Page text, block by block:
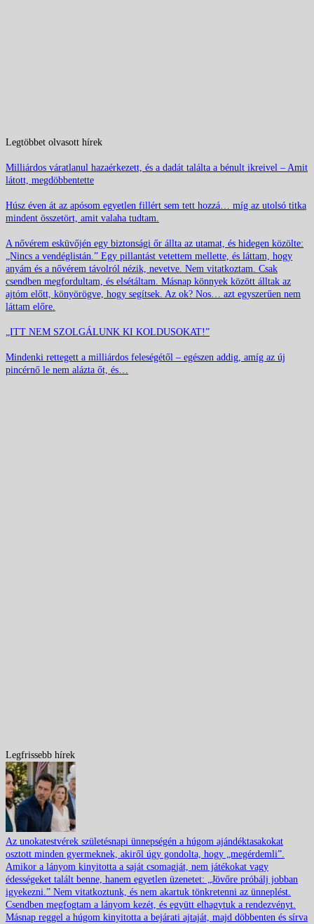
Legtöbbet olvasott hírek
Milliárdos váratlanul hazaérkezett, és a dadát találta a bénult ikreivel – Amit
látott, megdöbbentette
Húsz éven át az apósom egyetlen fillért sem tett hozzá… míg az utolsó titka
mindent összetört, amit valaha tudtam.
A nővérem esküvőjén egy biztonsági őr állta az utamat, és hidegen közölte:
„Nincs a vendéglistán.” Egy pillantást vetettem mellette, és láttam, hogy
anyám és a nővérem távolról nézik, nevetve. Nem vitatkoztam. Csak
csendben megfordultam, és elsétáltam. Másnap könnyek között álltak az
ajtóm előtt, könyörögve, hogy segítsek. Az ok? Nos… azt egyszerűen nem
láttam előre.
„ITT NEM SZOLGÁLUNK KI KOLDUSOKAT!”
Mindenki rettegett a milliárdos feleségétől – egészen addig, amíg az új
pincérnő le nem alázta őt, és…
Legfrissebb hírek
Az unokatestvérek születésnapi ünnepségén a húgom ajándéktasakokat
osztott minden gyermeknek, akiről úgy gondolta, hogy „megérdemli”.
Amikor a lányom kinyitotta a saját csomagját, nem játékokat vagy
édességeket talált benne, hanem egyetlen üzenetet: „Jövőre próbálj jobban
igyekezni.” Nem vitatkoztunk, és nem akartuk tönkretenni az ünneplést.
Csendben megfogtam a lányom kezét, és együtt elhagytuk a rendezvényt.
Másnap reggel a húgom kinyitotta a bejárati ajtaját, majd döbbenten és sírva